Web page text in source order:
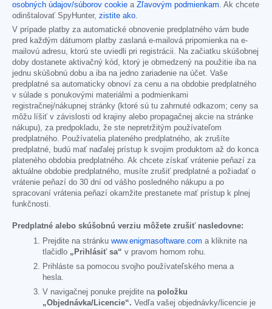
osobných údajov/súborov cookie a Zľavovým podmienkam. Ak chcete
odinštalovať SpyHunter, zistite ako.
V prípade platby za automatické obnovenie predplatného vám bude
pred každým dátumom platby zaslaná e-mailová pripomienka na e-
mailovú adresu, ktorú ste uviedli pri registrácii. Na začiatku skúšobnej
doby dostanete aktivačný kód, ktorý je obmedzený na použitie iba na
jednu skúšobnú dobu a iba na jedno zariadenie na účet. Vaše
predplatné sa automaticky obnoví za cenu a na obdobie predplatného
v súlade s ponukovými materiálmi a podmienkami
registračnej/nákupnej stránky (ktoré sú tu zahrnuté odkazom; ceny sa
môžu líšiť v závislosti od krajiny alebo propagačnej akcie na stránke
nákupu), za predpokladu, že ste nepretržitým používateľom
predplatného. Používatelia plateného predplatného, ak zrušíte
predplatné, budú mať naďalej prístup k svojim produktom až do konca
plateného obdobia predplatného. Ak chcete získať vrátenie peňazí za
aktuálne obdobie predplatného, musíte zrušiť predplatné a požiadať o
vrátenie peňazí do 30 dní od vášho posledného nákupu a po
spracovaní vrátenia peňazí okamžite prestanete mať prístup k plnej
funkčnosti.
Predplatné alebo skúšobnú verziu môžete zrušiť nasledovne:
Prejdite na stránku www.enigmasoftware.com a kliknite na
tlačidlo „Prihlásiť sa“ v pravom hornom rohu.
Prihláste sa pomocou svojho používateľského mena a
hesla.
V navigačnej ponuke prejdite na položku
„Objednávka/Licencie“. Vedľa vašej objednávky/licencie je